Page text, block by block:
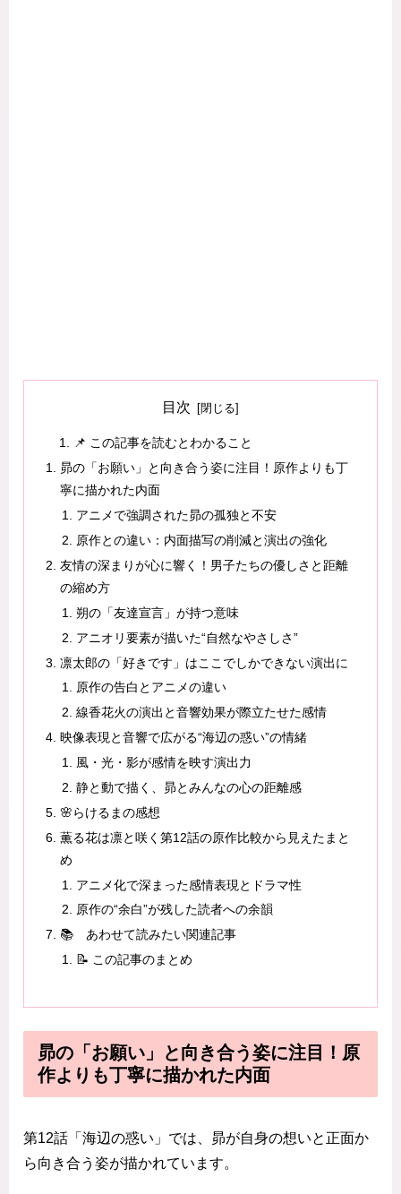
目次
📌 この記事を読むとわかること
昴の「お願い」と向き合う姿に注目！原作よりも丁
寧に描かれた内面
アニメで強調された昴の孤独と不安
原作との違い：内面描写の削減と演出の強化
友情の深まりが心に響く！男子たちの優しさと距離
の縮め方
朔の「友達宣言」が持つ意味
アニオリ要素が描いた“自然なやさしさ”
凛太郎の「好きです」はここでしかできない演出に
原作の告白とアニメの違い
線香花火の演出と音響効果が際立たせた感情
映像表現と音響で広がる“海辺の惑い”の情緒
風・光・影が感情を映す演出力
静と動で描く、昴とみんなの心の距離感
🌸らけるまの感想
薫る花は凛と咲く第12話の原作比較から見えたまと
め
アニメ化で深まった感情表現とドラマ性
原作の“余白”が残した読者への余韻
📚 あわせて読みたい関連記事
📝 この記事のまとめ
昴の「お願い」と向き合う姿に注目！原
作よりも丁寧に描かれた内面
第12話「海辺の惑い」では、昴が自身の想いと正面か
ら向き合う姿が描かれています。